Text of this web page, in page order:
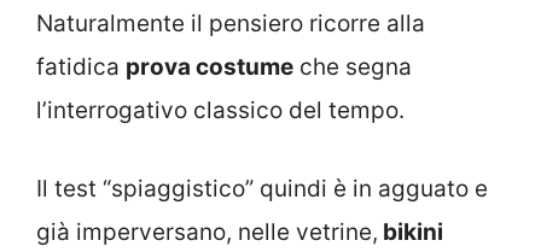
Naturalmente il pensiero ricorre alla
fatidica prova costume che segna
l’interrogativo classico del tempo.
Il test “spiaggistico” quindi è in agguato e
già imperversano, nelle vetrine, bikini